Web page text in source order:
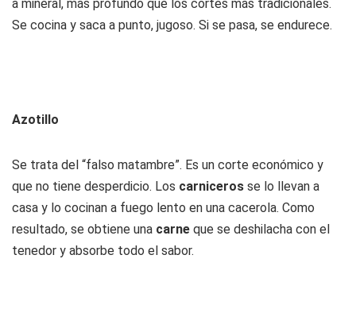
a mineral, más profundo que los cortes más tradicionales.
Se cocina y saca a punto, jugoso. Si se pasa, se endurece.
Azotillo
Se trata del “falso matambre”. Es un corte económico y
que no tiene desperdicio. Los carniceros se lo llevan a
casa y lo cocinan a fuego lento en una cacerola. Como
resultado, se obtiene una carne que se deshilacha con el
tenedor y absorbe todo el sabor.